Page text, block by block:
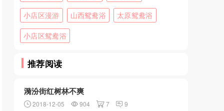
小店区漫游 山西鸳鸯浴 太原鸳鸯浴
小店区鸳鸯浴
推荐阅读
漪汾街红树林不爽
2018-12-05 904 7 9